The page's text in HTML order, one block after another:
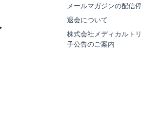
メールマガジンの配信
退会について
株式会社メディカルト
子公告のご案内